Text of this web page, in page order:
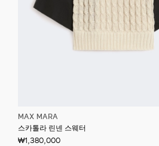
MAX MARA
스카톨라 린넨 스웨터
₩1,380,000